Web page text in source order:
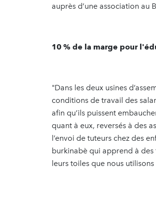
auprès d’une association au
10 % de la marge pour
"Dans les deux usines
conditions de travail des
afin qu’ils puissent
quant à eux, reversés à des
l’envoi de tuteurs chez des
burkinabè qui apprend à
leurs toiles que nous